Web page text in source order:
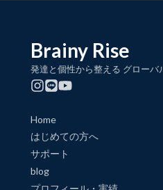
Brainy Rise
発達と個性から整える グローバ
Home
はじめての方へ
サポート
blog